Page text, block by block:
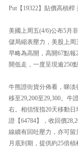
Put【19322】貼價高槓桿
美國上周五(4/6)公布5月
儲局縮表壓力，美股上
早略為高開，高開67點報
開低走，一度呈現逾250
牛熊證街貨分佈看，睇淡
移至29,200至29,300。牛
右。相信恆指20天移動
證【64784】，收回價
線續有回吐壓力，亦可留
月底到期，提供約25倍槓